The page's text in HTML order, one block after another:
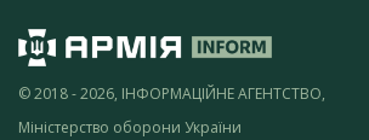
© 2018 - 2026, ІНФОРМАЦІЙНЕ АГЕНТСТВО,
Міністерство оборони України